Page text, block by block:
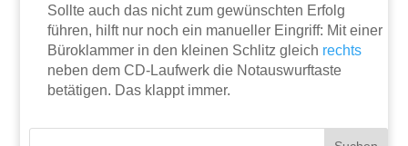
Sollte auch das nicht zum gewünschten Erfolg
führen, hilft nur noch ein manueller Eingriff: Mit einer
Büroklammer in den kleinen Schlitz gleich rechts
neben dem CD-Laufwerk die Notauswurftaste
betätigen. Das klappt immer.